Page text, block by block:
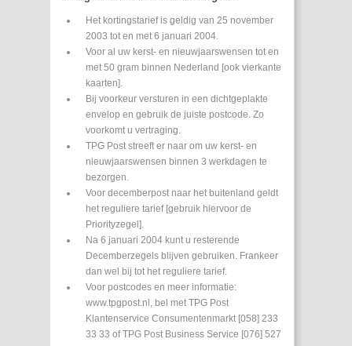
Het kortingstarief is geldig van 25 november
2003 tot en met 6 januari 2004.
Voor al uw kerst- en nieuwjaarswensen tot en
met 50 gram binnen Nederland [ook vierkante
kaarten].
Bij voorkeur versturen in een dichtgeplakte
envelop en gebruik de juiste postcode. Zo
voorkomt u vertraging.
TPG Post streeft er naar om uw kerst- en
nieuwjaarswensen binnen 3 werkdagen te
bezorgen.
Voor decemberpost naar het buitenland geldt
het reguliere tarief [gebruik hiervoor de
Priorityzegel].
Na 6 januari 2004 kunt u resterende
Decemberzegels blijven gebruiken. Frankeer
dan wel bij tot het reguliere tarief.
Voor postcodes en meer informatie:
www.tpgpost.nl, bel met TPG Post
Klantenservice Consumentenmarkt [058] 233
33 33 of TPG Post Business Service [076] 527